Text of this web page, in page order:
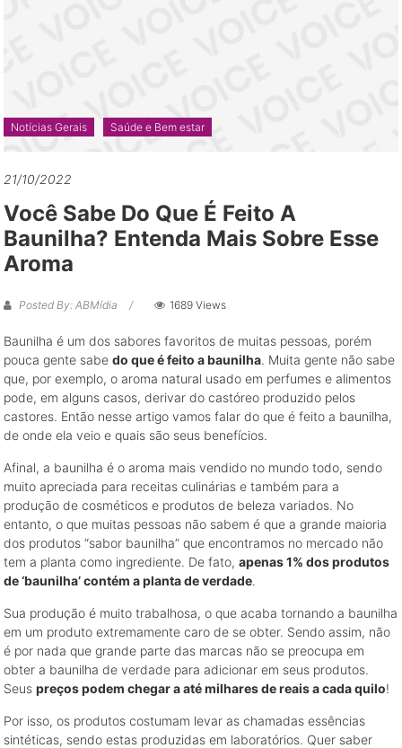
Notícias Gerais Saúde e Bem estar
21/10/2022
Você Sabe Do Que É Feito A
Baunilha? Entenda Mais Sobre Esse
Aroma
Posted By: ABMídia 1689 Views
Baunilha é um dos sabores favoritos de muitas pessoas, porém
pouca gente sabedo que é feito a baunilha. Muita gente não sabe
que, por exemplo, o aroma natural usado em perfumes e alimentos
pode, em alguns casos, derivar do castóreo produzido pelos
castores. Então nesse artigo vamos falar do que é feito a baunilha,
de onde ela veio e quais são seus benefícios.
Afinal, a baunilha é o aroma mais vendido no mundo todo, sendo
muito apreciada para receitas culinárias e também para a
produção de cosméticos e produtos de beleza variados. No
entanto, o que muitas pessoas não sabem é que a grande maioria
dos produtos “sabor baunilha” que encontramos no mercado não
tem a planta como ingrediente. De fato,apenas 1% dos produtos
de ‘baunilha’ contém a planta de verdade.
Sua produção é muito trabalhosa, o que acaba tornando a baunilha
em um produto extremamente caro de se obter. Sendo assim, não
é por nada que grande parte das marcas não se preocupa em
obter a baunilha de verdade para adicionar em seus produtos.
Seuspreços podem chegar a até milhares de reais a cada quilo!
Por isso, os produtos costumam levar as chamadas essências
sintéticas, sendo estas produzidas em laboratórios. Quer saber